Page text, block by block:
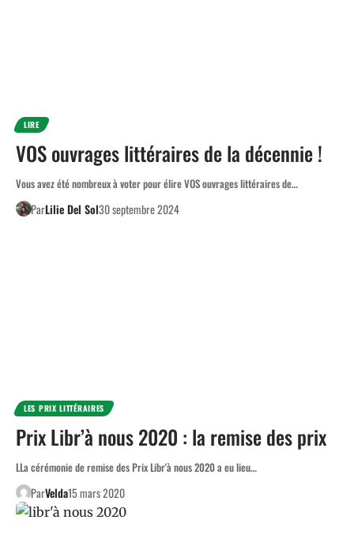
LIRE
VOS ouvrages littéraires de la décennie !
Vous avez été nombreux à voter pour élire VOS ouvrages littéraires de…
ParLilie Del Sol30 septembre 2024
LES PRIX LITTÉRAIRES
Prix Libr’à nous 2020 : la remise des prix
LLa cérémonie de remise des Prix Libr'à nous 2020 a eu lieu…
ParVelda15 mars 2020